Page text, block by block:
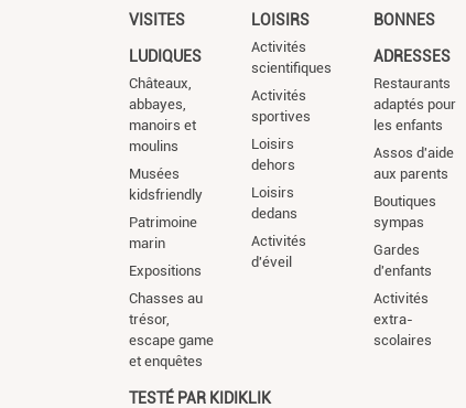
VISITES
LUDIQUES
Châteaux,
abbayes,
manoirs et
moulins
Musées
kidsfriendly
Patrimoine
marin
Expositions
Chasses au
trésor,
escape game
et enquêtes
LOISIRS
Activités
scientifiques
Activités
sportives
Loisirs
dehors
Loisirs
dedans
Activités
d'éveil
BONNES
ADRESSES
Restaurants
adaptés pour
les enfants
Assos d'aide
aux parents
Boutiques
sympas
Gardes
d'enfants
Activités
extra-
scolaires
TESTÉ PAR KIDIKLIK